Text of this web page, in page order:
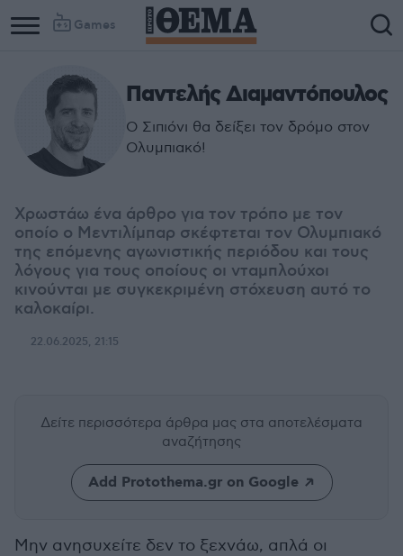
Games
Column
Παντελής Διαμαντόπουλος
Ο Σιπιόνι θα δείξει τον δρόμο στον
Ολυμπιακό!
Χρωστάω ένα άρθρο για τον τρόπο με τον
οποίο ο Μεντιλίμπαρ σκέφτεται τον Ολυμπιακό
της επόμενης αγωνιστικής περιόδου και τους
λόγους για τους οποίους οι νταμπλούχοι
κινούνται με συγκεκριμένη στόχευση αυτό το
καλοκαίρι.
22.06.2025, 21:15
Δείτε περισσότερα άρθρα μας στα αποτελέσματα
αναζήτησης
Add Protothema.gr on Google
Μην ανησυχείτε δεν το ξεχνάω, απλά οι